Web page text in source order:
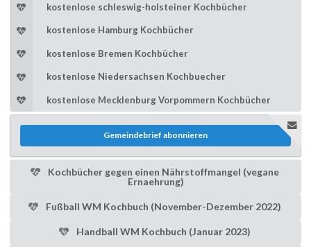
kostenlose schleswig-holsteiner Kochbücher
kostenlose Hamburg Kochbücher
kostenlose Bremen Kochbücher
kostenlose Niedersachsen Kochbuecher
kostenlose Mecklenburg Vorpommern Kochbücher
Gemeindebrief abonnieren
Kochbücher gegen einen Nährstoffmangel (vegane
Ernaehrung)
Fußball WM Kochbuch (November-Dezember 2022)
Handball WM Kochbuch (Januar 2023)